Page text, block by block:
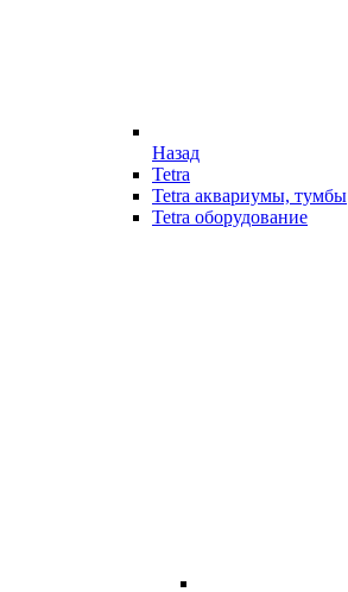
Назад
Tetra
Tetra аквариумы, тумбы
Tetra оборудование